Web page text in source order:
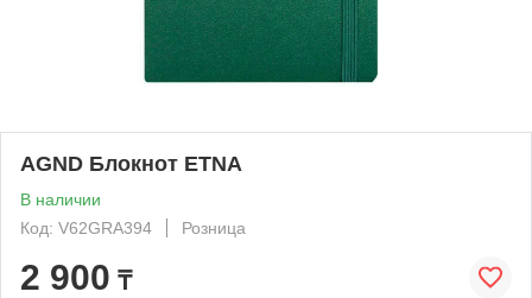
AGND Блокнот ETNA
В наличии
Код: V62GRA394
Розница
2 900 ₸